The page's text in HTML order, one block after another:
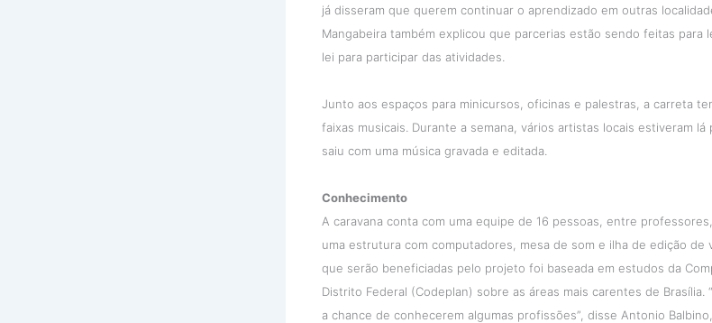
já disseram que querem continuar o aprendizado em outras
Mangabeira também explicou que parcerias estão sendo feitas para
lei para participar das atividades.
Junto aos espaços para minicursos, oficinas e palestras, a carreta
faixas musicais. Durante a semana, vários artistas locais estiveram lá
saiu com uma música gravada e editada.
Conhecimento
A caravana conta com uma equipe de 16 pessoas, entre
uma estrutura com computadores, mesa de som e ilha de edição de
que serão beneficiadas pelo projeto foi baseada em estudos da
Distrito Federal (Codeplan) sobre as áreas mais carentes de Brasília.
a chance de conhecerem algumas profissões”, disse Antonio